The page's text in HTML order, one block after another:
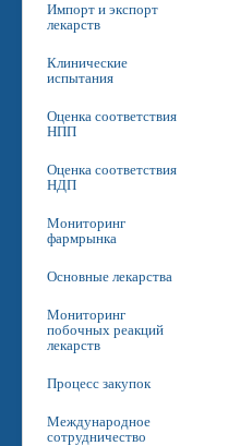
Импорт и экспорт
лекарств
Клинические
испытания
Оценка соответствия
НПП
Оценка соответствия
НДП
Мониторинг
фармрынка
Основные лекарства
Мониторинг
побочных реакций
лекарств
Процесс закупок
Международное
сотрудничество